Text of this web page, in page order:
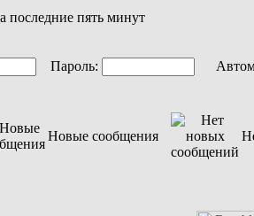
последние пять минут
Пароль:
Новые сообщения